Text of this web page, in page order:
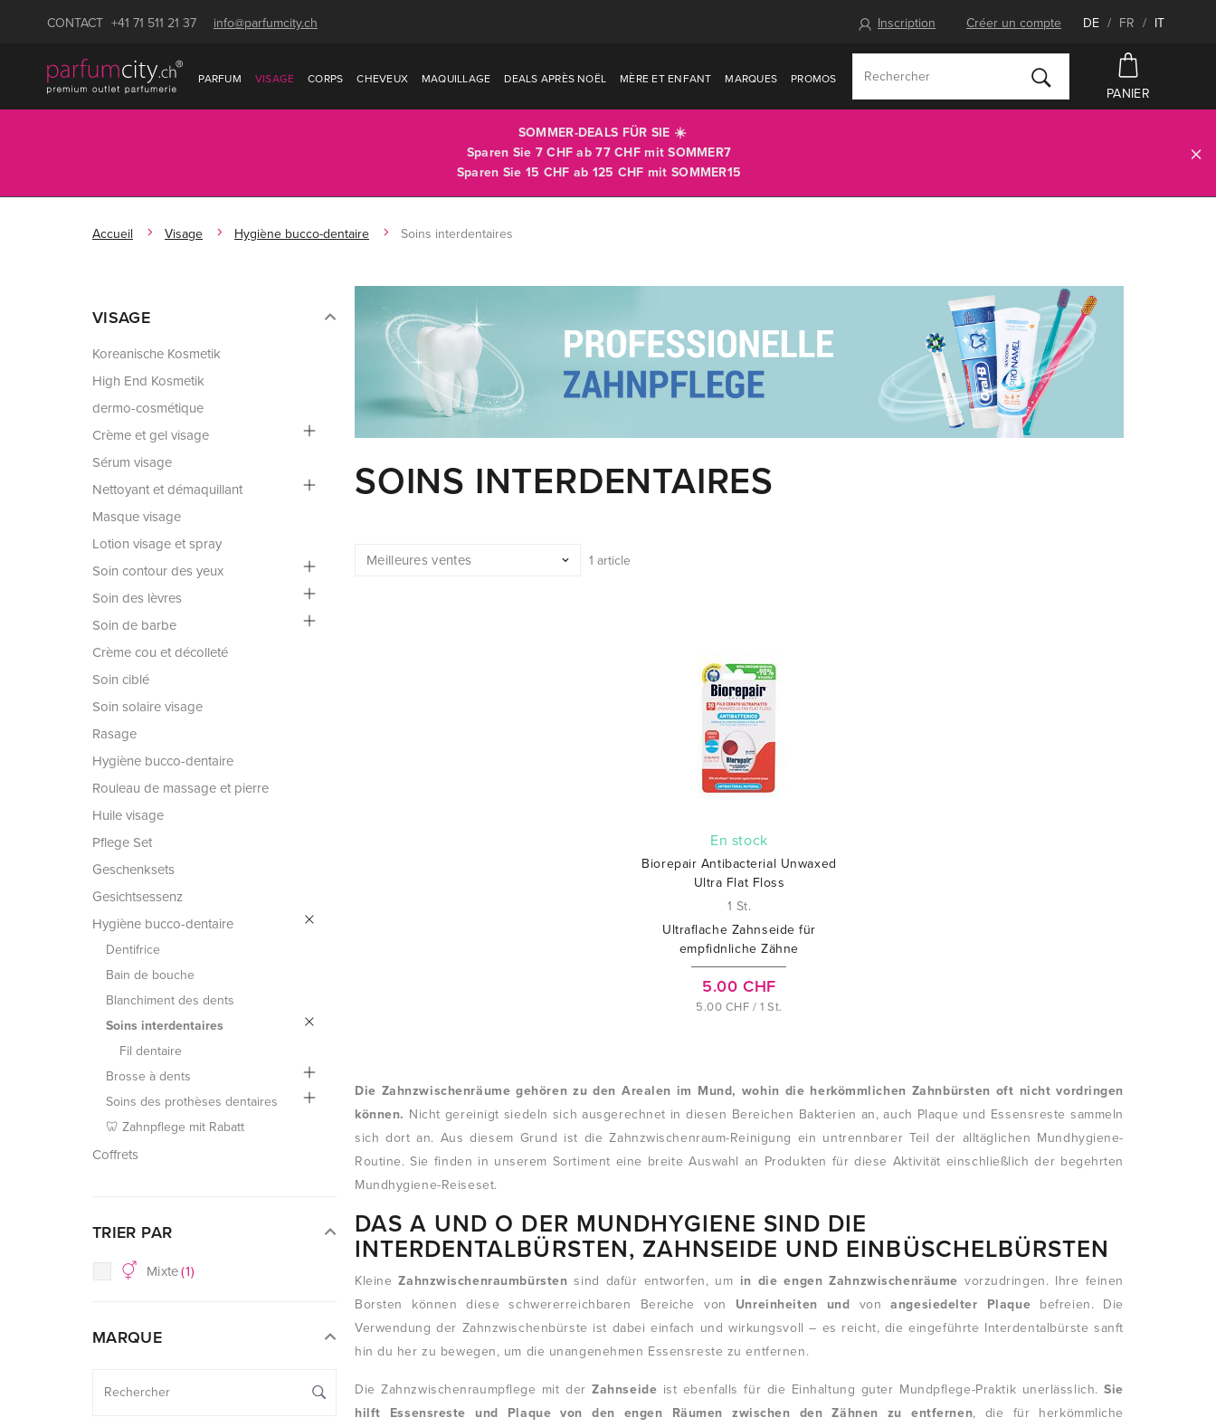
CONTACT +41 71 511 21 37 info@parfumcity.ch Inscription Créer un compte DE / FR / IT
PARFUM VISAGE CORPS CHEVEUX MAQUILLAGE DEALS APRÈS NOËL MÈRE ET ENFANT MARQUES PROMOS
PANIER
SOMMER-DEALS FÜR SIE ☀️
Sparen Sie 7 CHF ab 77 CHF mitSOMMER7
Sparen Sie 15 CHF ab 125 CHF mit SOMMER15
Accueil Visage Hygiène bucco-dentaire Soins interdentaires
VISAGE
Koreanische Kosmetik
High End Kosmetik
dermo-cosmétique
Crème et gel visage
Sérum visage
Nettoyant et démaquillant
Masque visage
Lotion visage et spray
Soin contour des yeux
Soin des lèvres
Soin de barbe
Crème cou et décolleté
Soin ciblé
Soin solaire visage
Rasage
Hygiène bucco-dentaire
Rouleau de massage et pierre
Huile visage
Pflege Set
Geschenksets
Gesichtsessenz
Hygiène bucco-dentaire
Dentifrice
Bain de bouche
Blanchiment des dents
Soins interdentaires
Fil dentaire
Brosse à dents
Soins des prothèses dentaires
🦷 Zahnpflege mit Rabatt
Coffrets
TRIER PAR
Mixte(1)
MARQUE
SOINS INTERDENTAIRES
1 article
En stock
Biorepair Antibacterial Unwaxed
Ultra Flat Floss
1 St.
Ultraflache Zahnseide für
empfidnliche Zähne
5.00 CHF
5.00 CHF / 1 St.
Die Zahnzwischenräume gehören zu den Arealen im Mund, wohin die herkömmlichen Zahnbürsten oft nicht vordringen
können. Nicht gereinigt siedeln sich ausgerechnet in diesen Bereichen Bakterien an, auch Plaque und Essensreste sammeln
sich dort an. Aus diesem Grund ist die Zahnzwischenraum-Reinigung ein untrennbarer Teil der alltäglichen Mundhygiene-
Routine. Sie finden in unserem Sortiment eine breite Auswahl an Produkten für diese Aktivität einschließlich der begehrten
Mundhygiene-Reiseset.
DAS A UND O DER MUNDHYGIENE SIND DIE
INTERDENTALBÜRSTEN, ZAHNSEIDE UND EINBÜSCHELBÜRSTEN
KleineZahnzwischenraumbürsten sind dafür entworfen, um in die engen Zahnzwischenräume vorzudringen. Ihre feinen
Borsten können diese schwererreichbaren Bereiche von Unreinheiten und vonangesiedelter Plaque befreien. Die
Verwendung der Zahnzwischenbürste ist dabei einfach und wirkungsvoll – es reicht, die eingeführte Interdentalbürste sanft
hin du her zu bewegen, um die unangenehmen Essensreste zu entfernen.
Die Zahnzwischenraumpflege mit derZahnseide ist ebenfalls für die Einhaltung guter Mundpflege-Praktik unerlässlich.Sie
hilft Essensreste und Plaque von den engen Räumen zwischen den Zähnen zu entfernen, die für herkömmliche